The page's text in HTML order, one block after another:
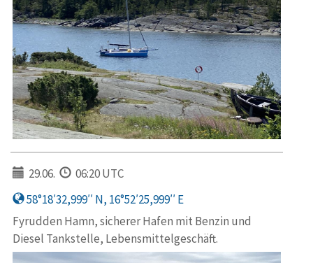
29.06.
06:20 UTC
58°18′32,999′′ N, 16°52′25,999′′ E
Fyrudden Hamn, sicherer Hafen mit Benzin und
Diesel Tankstelle, Lebensmittelgeschäft.